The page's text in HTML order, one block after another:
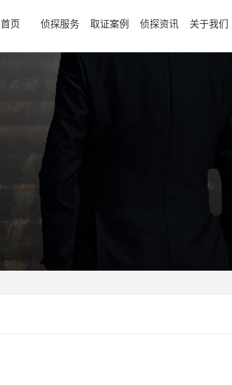
首页 侦探服务 取证案例 侦探资讯 关于我们